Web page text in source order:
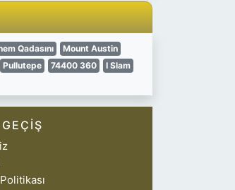
Qadasını
Mount Austin
Pullutepe 74400 360
I Slam